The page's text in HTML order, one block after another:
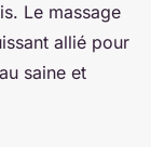
Le massage
allié pour
saine et